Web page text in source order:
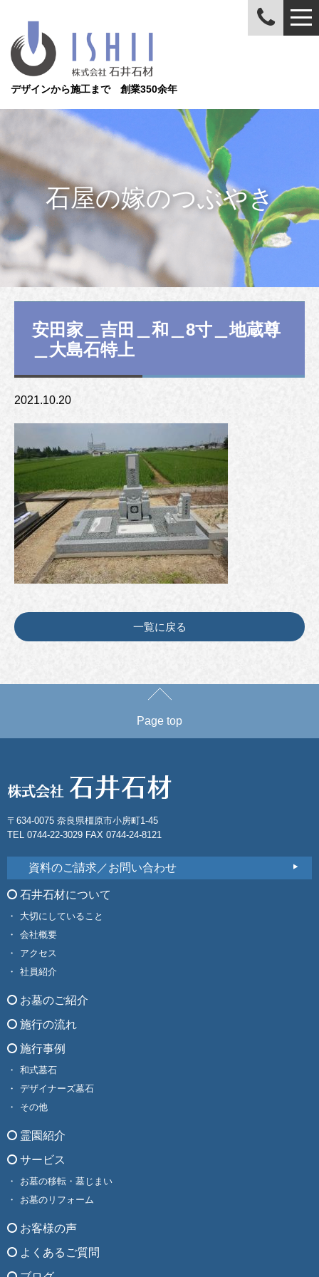
デザインから施工まで 創業350余年
石屋の嫁のつぶやき
安田家＿吉田＿和＿8寸＿地蔵尊
＿大島石特上
2021.10.20
一覧に戻る
Page top
〒634-0075 奈良県橿原市小房町1-45
TEL 0744-22-3029 FAX 0744-24-8121
資料のご請求／お問い合わせ
石井石材について
大切にしていること
会社概要
アクセス
社員紹介
お墓のご紹介
施行の流れ
施行事例
和式墓石
デザイナーズ墓石
その他
霊園紹介
サービス
お墓の移転・墓じまい
お墓のリフォーム
お客様の声
よくあるご質問